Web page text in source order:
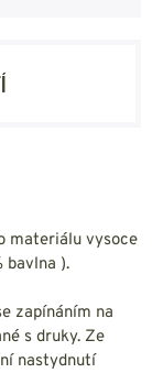
materiálu vysoce
bavlna ).
zapínáním na
s druky. Ze
nastydnutí